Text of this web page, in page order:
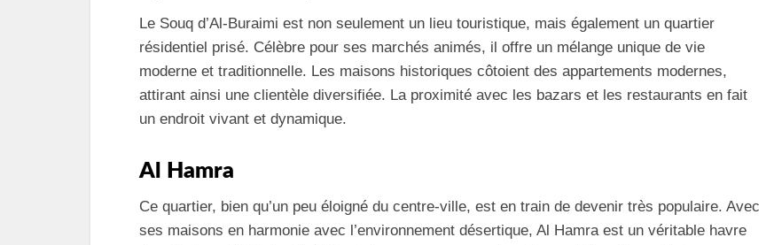
Le Souq d’Al-Buraimi est non seulement un lieu touristique, mais également un quartier
résidentiel prisé. Célèbre pour ses marchés animés, il offre un mélange unique de vie
moderne et traditionnelle. Les maisons historiques côtoient des appartements modernes,
attirant ainsi une clientèle diversifiée. La proximité avec les bazars et les restaurants en fait
un endroit vivant et dynamique.
Al Hamra
Ce quartier, bien qu’un peu éloigné du centre-ville, est en train de devenir très populaire. Avec
ses maisons en harmonie avec l’environnement désertique, Al Hamra est un véritable havre